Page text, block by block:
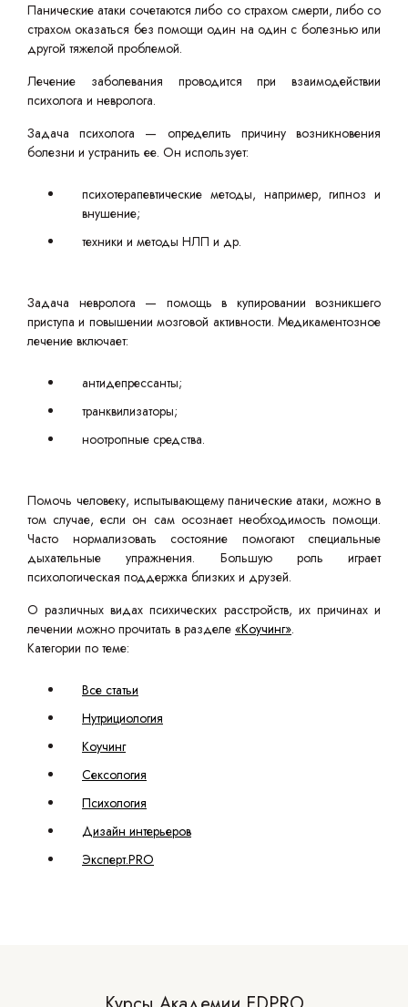
Панические атаки сочетаются либо со страхом смерти, либо со
страхом оказаться без помощи один на один с болезнью или
другой тяжелой проблемой.
Лечение заболевания проводится при взаимодействии
психолога и невролога.
Задача психолога — определить причину возникновения
болезни и устранить ее. Он использует:
психотерапевтические методы, например, гипноз и
внушение;
техники и методы НЛП и др.
Задача невролога — помощь в купировании возникшего
приступа и повышении мозговой активности. Медикаментозное
лечение включает:
антидепрессанты;
транквилизаторы;
ноотропные средства.
Помочь человеку, испытывающему панические атаки, можно в
том случае, если он сам осознает необходимость помощи.
Часто нормализовать состояние помогают специальные
дыхательные упражнения. Большую роль играет
психологическая поддержка близких и друзей.
О различных видах психических расстройств, их причинах и
лечении можно прочитать в разделе «Коучинг».
Категории по теме:
Все статьи
Нутрициология
Коучинг
Сексология
Психология
Дизайн интерьеров
Эксперт.PRO